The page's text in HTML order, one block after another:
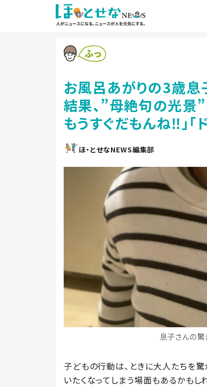
お風呂あがりの3歳息
結果、”母絶句の光景”
もうすぐだもんね‼︎」「
ほ・とせなNEWS編集部
息子さんの驚
子どもの行動は、ときに大人たちを驚
いたくなってしまう場面もあるかも